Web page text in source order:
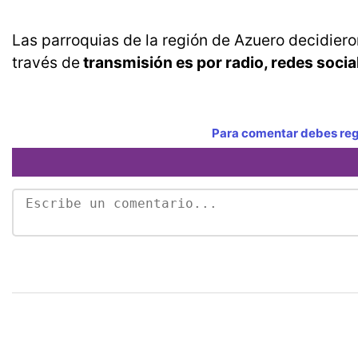
Las parroquias de la región de Azuero
través detransmisión es por radio, redes
Para comentar debes